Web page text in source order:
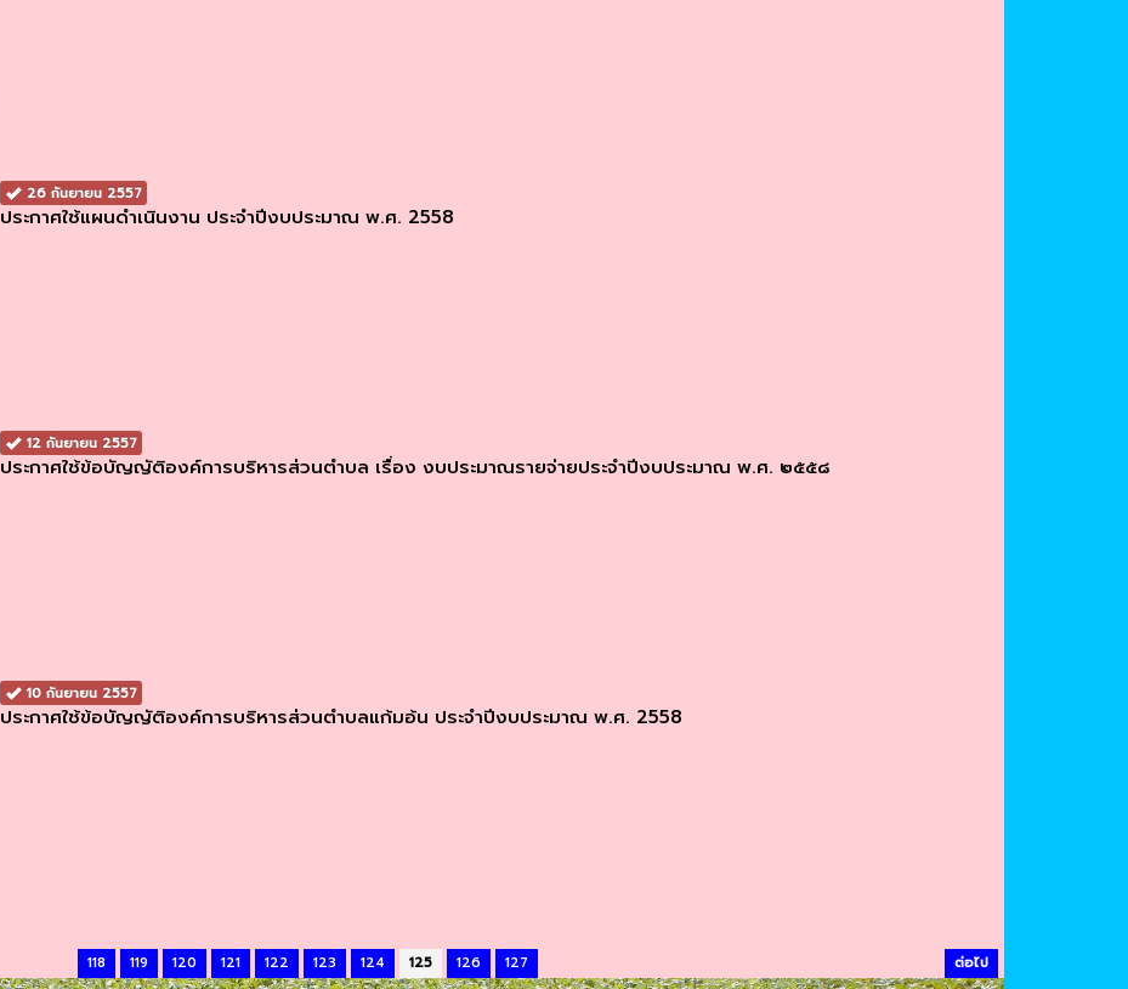
26 กันยายน 2557
ประกาศใช้แผนดำเนินงาน ประจำปีงบประมาณ พ.ศ. 2558
12 กันยายน 2557
ประกาศใช้ข้อบัญญัติองค์การบริหารส่วนตำบล เรื่อง งบประมาณรายจ่ายประจำปีงบประมาณ พ.ศ. ๒๕๕๘
10 กันยายน 2557
ประกาศใช้ข้อบัญญัติองค์การบริหารส่วนตำบลแก้มอ้น ประจำปีงบประมาณ พ.ศ. 2558
118 119 120 121 122 123 124 125 126 127 ต่อไป